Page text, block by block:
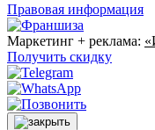
Правовая информация
Маркетинг + реклама:
Получить скидку